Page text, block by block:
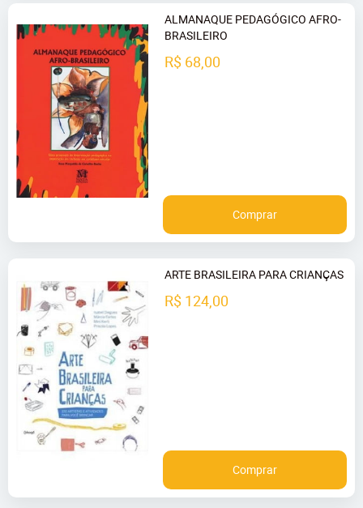
ALMANAQUE PEDAGÓGICO AFRO-
BRASILEIRO
R$ 68,00
Comprar
ARTE BRASILEIRA PARA CRIANÇAS
R$ 124,00
Comprar